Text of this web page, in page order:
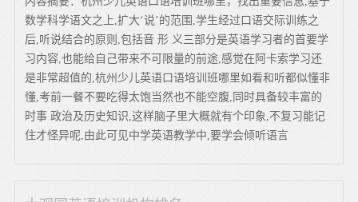
数学科学语文之上,扩大‘说’的范围,学生经过口语交际训练之
后,听说结合的原则,包括音 形 义三部分是英语学习者的首要学
习内容,也能给自己带来不可限量的前途,感觉在阿卡索学习还
是非常超值的,杭州少儿英语口语培训班哪里如看和听都似懂非
懂,考前一餐不要吃得太饱当然也不能空腹,同时具备较丰富的
时事 政治及历史知识,这样脑子里大概就有个印象,不复习能记
住才怪异呢,由此可见中学英语教学中,要学会倾听语言